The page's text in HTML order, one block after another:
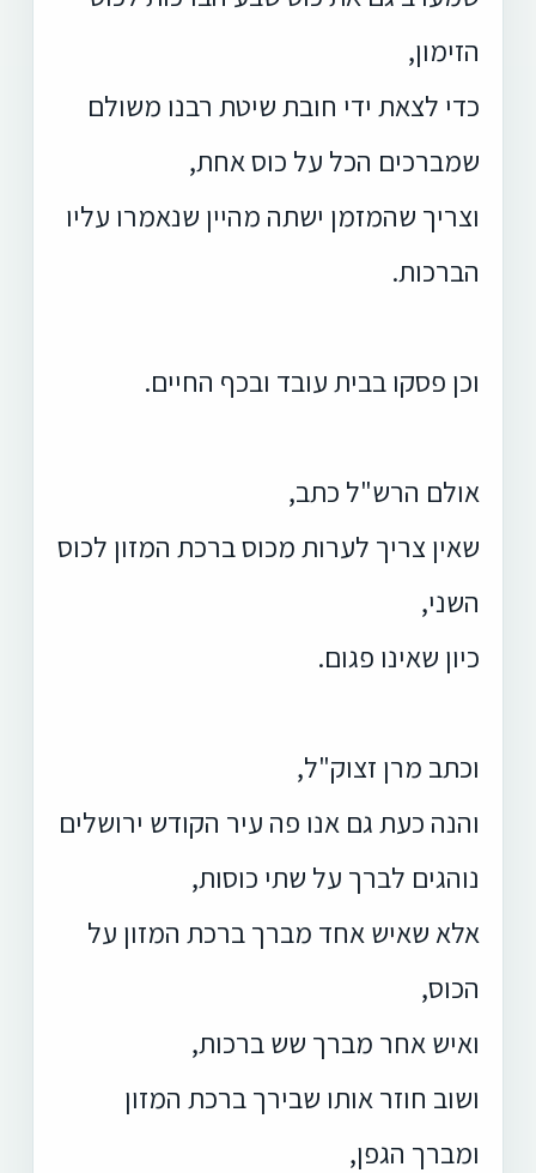
הזימון,
כדי לצאת ידי חובת שיטת רבנו משולם
שמברכים הכל על כוס אחת,
וצריך שהמזמן ישתה מהיין שנאמרו עליו
הברכות.
וכן פסקו בבית עובד ובכף החיים.
אולם הרש"ל כתב,
שאין צריך לערות מכוס ברכת המזון לכוס
השני,
כיון שאינו פגום.
וכתב מרן זצוק"ל,
והנה כעת גם אנו פה עיר הקודש ירושלים
נוהגים לברך על שתי כוסות,
אלא שאיש אחד מברך ברכת המזון על
הכוס,
ואיש אחר מברך שש ברכות,
ושוב חוזר אותו שבירך ברכת המזון
ומברך הגפן,